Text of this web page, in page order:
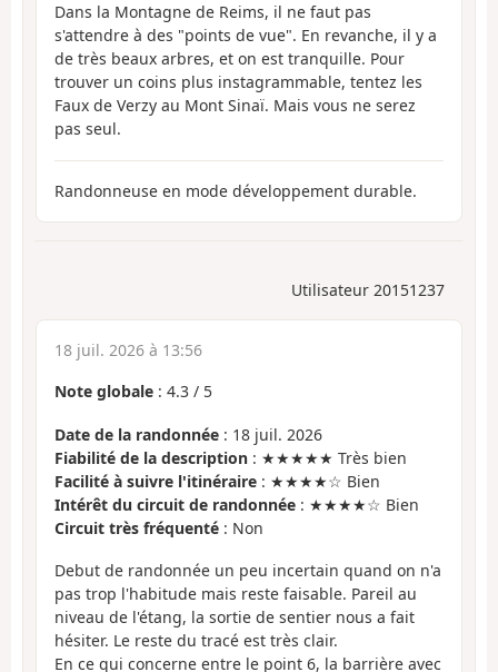
Dans la Montagne de Reims, il ne faut pas
s'attendre à des "points de vue". En revanche, il y a
de très beaux arbres, et on est tranquille. Pour
trouver un coins plus instagrammable, tentez les
Faux de Verzy au Mont Sinaï. Mais vous ne serez
pas seul.
Randonneuse en mode développement durable.
Utilisateur 20151237
18 juil. 2026 à 13:56
Note globale : 4.3 / 5
Date de la randonnée : 18 juil. 2026
Fiabilité de la description : ★★★★★ Très bien
Facilité à suivre l'itinéraire : ★★★★☆ Bien
Intérêt du circuit de randonnée : ★★★★☆ Bien
Circuit très fréquenté : Non
Debut de randonnée un peu incertain quand on n'a
pas trop l'habitude mais reste faisable. Pareil au
niveau de l'étang, la sortie de sentier nous a fait
hésiter. Le reste du tracé est très clair.
En ce qui concerne entre le point 6, la barrière avec